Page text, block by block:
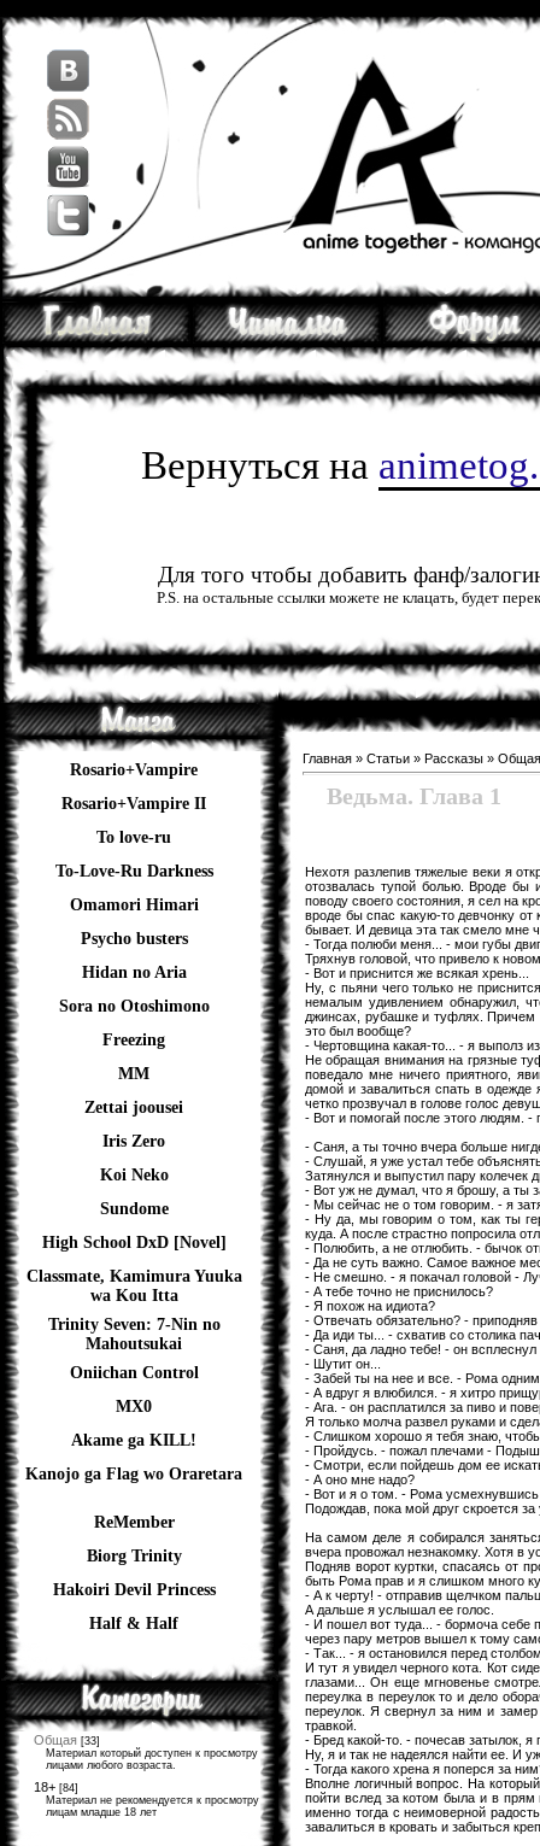
Вернуться на
Для того чтобы добавить фанф/
P.S. на остальные ссылки можете не клацать, будет
Rosario+Vampire
Rosario+Vampire II
To love-ru
To-Love-Ru Darkness
Omamori Himari
Psycho busters
Hidan no Aria
Sora no Otoshimono
Freezing
ММ
Zettai joousei
Iris Zero
Koi Neko
Sundome
High School DxD [Novel]
Classmate, Kamimura Yuuka
wa Kou Itta
Trinity Seven: 7-Nin no
Mahoutsukai
Oniichan Control
MX0
Akame ga KILL!
Kanojo ga Flag wo Oraretara
ReMember
Biorg Trinity
Hakoiri Devil Princess
Half & Half
Общая [33]
Материал который доступен к просмотру
лицами любого возраста.
18+ [84]
Материал не рекомендуется к просмотру
лицам младше 18 лет
Главная » Статьи » Рассказы » Общая
Ведьма. Глава 1
Нехотя разлепив тяжелые веки я
отозвалась тупой болью. Вроде бы
поводу своего состояния, я сел на
вроде бы спас какую-то девчонку
бывает. И девица эта так смело мне
- Тогда полюби меня... - мои губы
Тряхнув головой, что привело к
- Вот и приснится же всякая хрень...
Ну, с пьяни чего только не
немалым удивлением обнаружил,
джинсах, рубашке и туфлях. Причем
это был вообще?
- Чертовщина какая-то... - я выполз
Не обращая внимания на грязные
поведало мне ничего приятного,
домой и завалиться спать в
четко прозвучал в голове голос
- Вот и помогай после этого людям. -
- Саня, а ты точно вчера больше
- Слушай, я уже устал тебе
Затянулся и выпустил пару колечек
- Вот уж не думал, что я брошу, а ты
- Мы сейчас не о том говорим. - я
- Ну да, мы говорим о том, как ты
куда. А после страстно попросила
- Полюбить, а не отлюбить. - бычок
- Да не суть важно. Самое важное
- Не смешно. - я покачал головой -
- А тебе точно не приснилось?
- Я похож на идиота?
- Отвечать обязательно? -
- Да иди ты... - схватив со столика
- Саня, да ладно тебе! - он
- Шутит он...
- Забей ты на нее и все. - Рома
- А вдруг я влюбился. - я хитро
- Ага. - он расплатился за пиво и
Я только молча развел руками и
- Слишком хорошо я тебя знаю,
- Пройдусь. - пожал плечами -
- Смотри, если пойдешь дом ее
- А оно мне надо?
- Вот и я о том. - Рома
Подождав, пока мой друг скроется
На самом деле я собирался
вчера провожал незнакомку. Хотя в
Подняв ворот куртки, спасаясь от
быть Рома прав и я слишком много
- А к черту! - отправив щелчком
А дальше я услышал ее голос.
- И пошел вот туда... - бормоча себе
через пару метров вышел к тому
- Так... - я остановился перед
И тут я увидел черного кота. Кот
глазами... Он еще мгновенье
переулка в переулок то и дело
переулок. Я свернул за ним и
травкой.
- Бред какой-то. - почесав затылок,
Ну, я и так не надеялся найти ее. И
- Тогда какого хрена я поперся за
Вполне логичный вопрос. На
пойти вслед за котом была и в прям
именно тогда с неимоверной
завалиться в кровать и забыться